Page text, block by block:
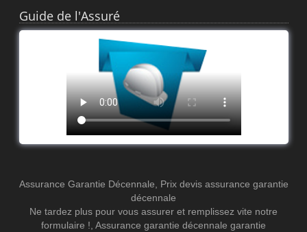
Guide de l'Assuré
Assurance Garantie Décennale
Prix devis assurance garantie
décennale
Ne tardez plus pour vous assurer et remplissez vite notre
formulaire ! Assurance garantie décennale garantie